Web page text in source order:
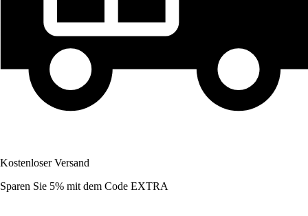
Kostenloser Versand
Sparen Sie 5% mit dem Code EXTRA